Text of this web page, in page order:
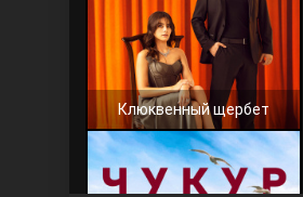
Клюквенный щербет